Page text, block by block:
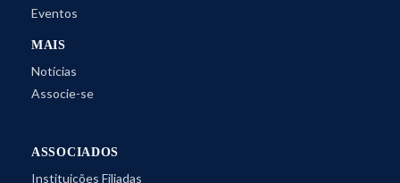
Eventos
MAIS
Notícias
Associe-se
ASSOCIADOS
Instituições Filiadas